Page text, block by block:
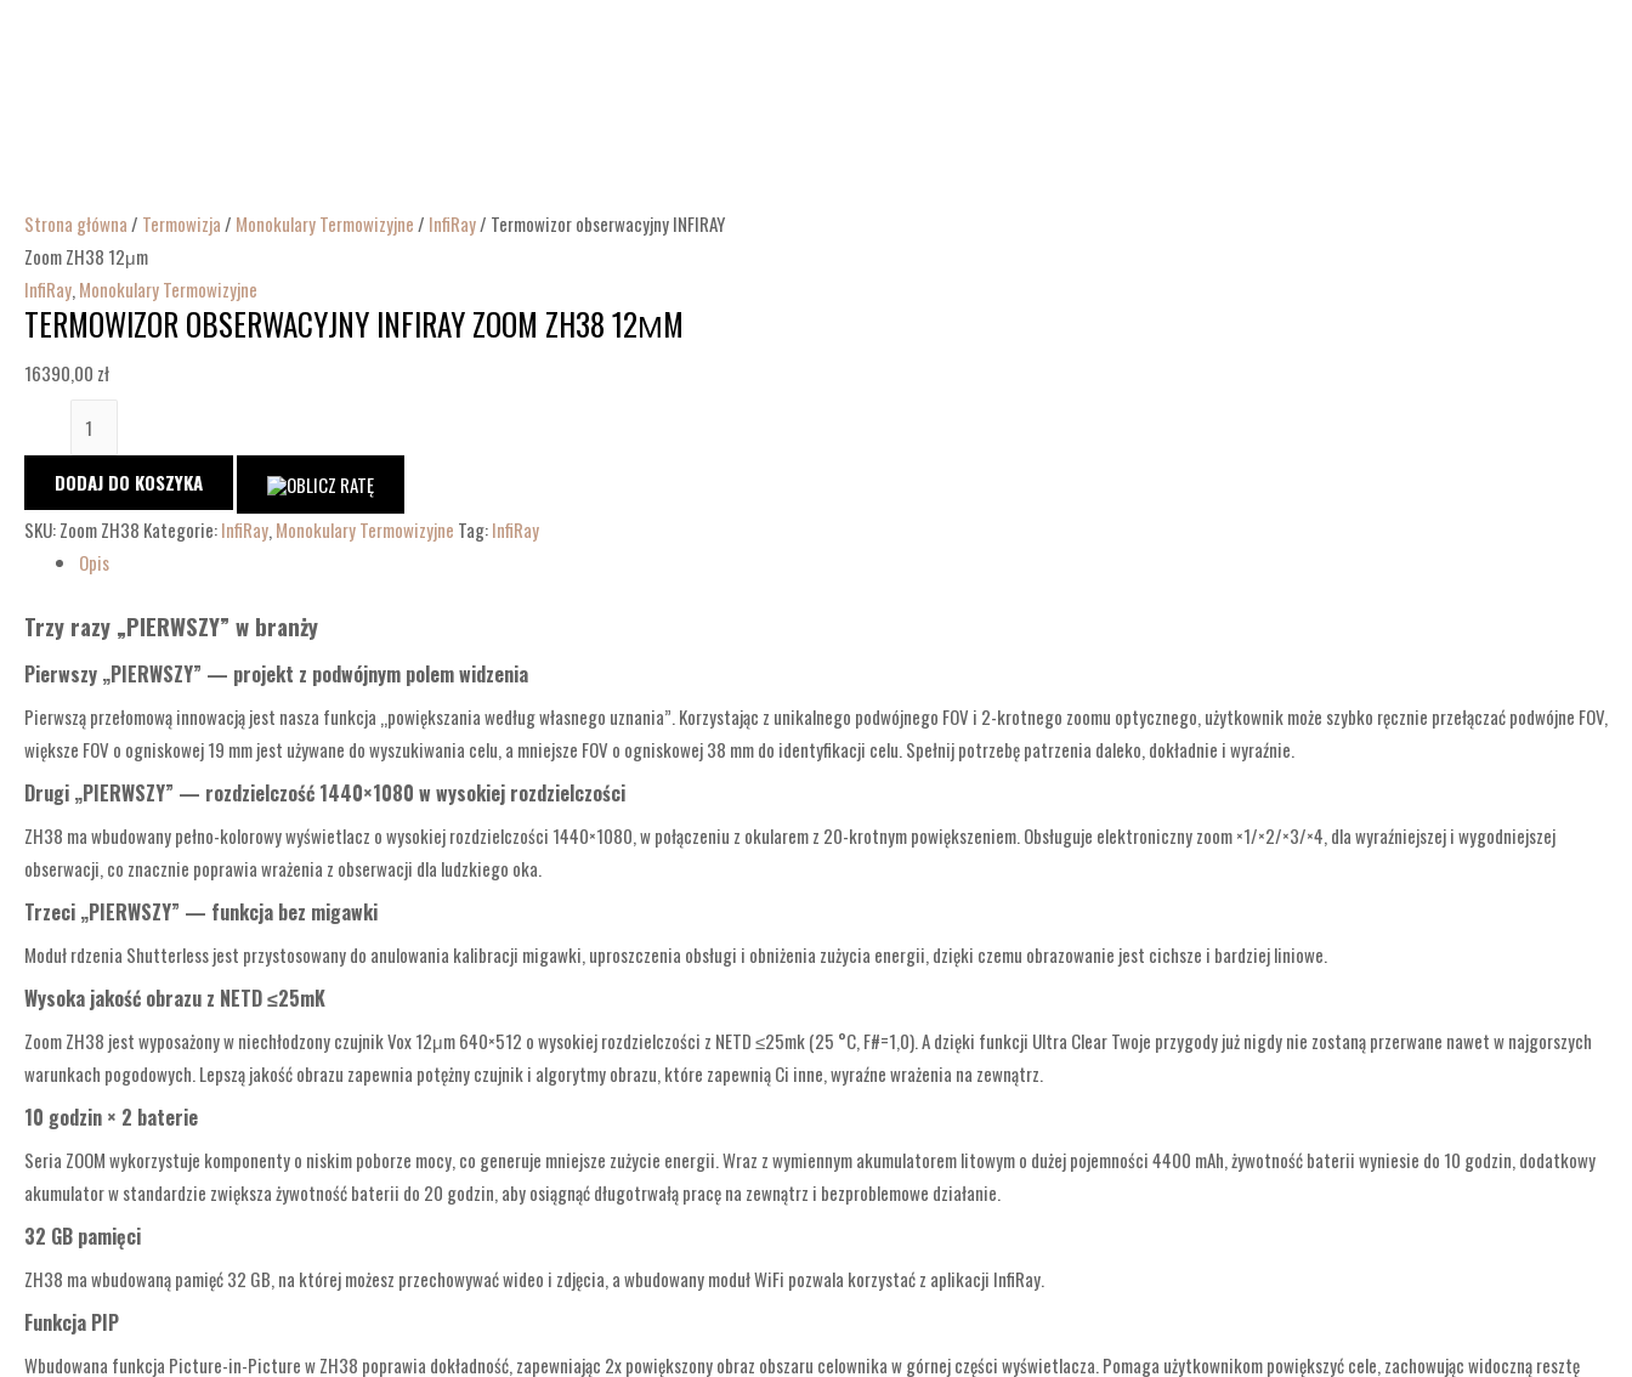
Strona główna/ Termowizja/ Monokulary Termowizyjne/ InfiRay/ Termowizor obserwacyjny INFIRAY
Zoom ZH38 12μm
InfiRay, Monokulary Termowizyjne
TERMOWIZOR OBSERWACYJNY INFIRAY ZOOM ZH38 12ΜM
16390,00 zł
DODAJ DO KOSZYKA
SKU:Zoom ZH38 Kategorie:InfiRay, Monokulary Termowizyjne Tag:InfiRay
Opis
Trzy razy „PIERWSZY” w branży
Pierwszy „PIERWSZY” — projekt z podwójnym polem widzenia
Pierwszą przełomową innowacją jest nasza funkcja „powiększania według własnego uznania”. Korzystając z unikalnego podwójnego FOV i 2-krotnego zoomu optycznego, użytkownik może szybko ręcznie przełączać podwójne FOV,
większe FOV o ogniskowej 19 mm jest używane do wyszukiwania celu, a mniejsze FOV o ogniskowej 38 mm do identyfikacji celu. Spełnij potrzebę patrzenia daleko, dokładnie i wyraźnie.
Drugi „PIERWSZY” — rozdzielczość 1440×1080 w wysokiej rozdzielczości
ZH38 ma wbudowany pełno-kolorowy wyświetlacz o wysokiej rozdzielczości 1440×1080, w połączeniu z okularem z 20-krotnym powiększeniem. Obsługuje elektroniczny zoom ×1/×2/×3/×4, dla wyraźniejszej i wygodniejszej
obserwacji, co znacznie poprawia wrażenia z obserwacji dla ludzkiego oka.
Trzeci „PIERWSZY” — funkcja bez migawki
Moduł rdzenia Shutterless jest przystosowany do anulowania kalibracji migawki, uproszczenia obsługi i obniżenia zużycia energii, dzięki czemu obrazowanie jest cichsze i bardziej liniowe.
Wysoka jakość obrazu z NETD ≤25mK
Zoom ZH38 jest wyposażony w niechłodzony czujnik Vox 12μm 640×512 o wysokiej rozdzielczości z NETD ≤25mk (25 °C, F#=1,0). A dzięki funkcji Ultra Clear Twoje przygody już nigdy nie zostaną przerwane nawet w najgorszych
warunkach pogodowych. Lepszą jakość obrazu zapewnia potężny czujnik i algorytmy obrazu, które zapewnią Ci inne, wyraźne wrażenia na zewnątrz.
10 godzin × 2 baterie
Seria ZOOM wykorzystuje komponenty o niskim poborze mocy, co generuje mniejsze zużycie energii. Wraz z wymiennym akumulatorem litowym o dużej pojemności 4400 mAh, żywotność baterii wyniesie do 10 godzin, dodatkowy
akumulator w standardzie zwiększa żywotność baterii do 20 godzin, aby osiągnąć długotrwałą pracę na zewnątrz i bezproblemowe działanie.
32 GB pamięci
ZH38 ma wbudowaną pamięć 32 GB, na której możesz przechowywać wideo i zdjęcia, a wbudowany moduł WiFi pozwala korzystać z aplikacji InfiRay.
Funkcja PIP
Wbudowana funkcja Picture-in-Picture w ZH38 poprawia dokładność, zapewniając 2x powiększony obraz obszaru celownika w górnej części wyświetlacza. Pomaga użytkownikom powiększyć cele, zachowując widoczną resztę